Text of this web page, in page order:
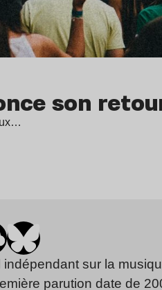
son
sur la
parution date de